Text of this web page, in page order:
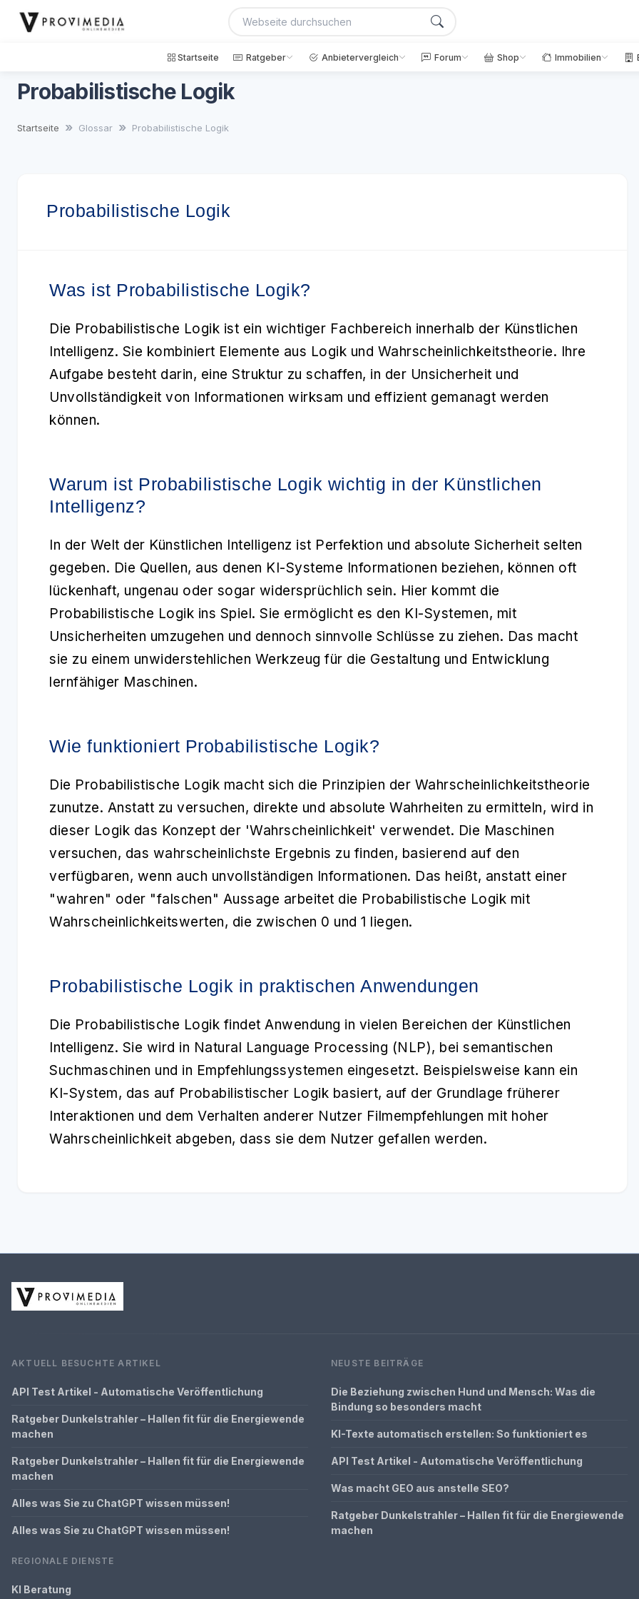
Startseite Ratgeber Anbietervergleich Forum Shop Immobilien
Probabilistische Logik
Startseite Glossar Probabilistische Logik
Probabilistische Logik
Was ist Probabilistische Logik?
Die Probabilistische Logik ist ein wichtiger Fachbereich innerhalb der Künstlichen
Intelligenz. Sie kombiniert Elemente aus Logik und Wahrscheinlichkeitstheorie. Ihre
Aufgabe besteht darin, eine Struktur zu schaffen, in der Unsicherheit und
Unvollständigkeit von Informationen wirksam und effizient gemanagt werden
können.
Warum ist Probabilistische Logik wichtig in der Künstlichen
Intelligenz?
In der Welt der Künstlichen Intelligenz ist Perfektion und absolute Sicherheit selten
gegeben. Die Quellen, aus denen KI-Systeme Informationen beziehen, können oft
lückenhaft, ungenau oder sogar widersprüchlich sein. Hier kommt die
Probabilistische Logik ins Spiel. Sie ermöglicht es den KI-Systemen, mit
Unsicherheiten umzugehen und dennoch sinnvolle Schlüsse zu ziehen. Das macht
sie zu einem unwiderstehlichen Werkzeug für die Gestaltung und Entwicklung
lernfähiger Maschinen.
Wie funktioniert Probabilistische Logik?
Die Probabilistische Logik macht sich die Prinzipien der Wahrscheinlichkeitstheorie
zunutze. Anstatt zu versuchen, direkte und absolute Wahrheiten zu ermitteln, wird in
dieser Logik das Konzept der 'Wahrscheinlichkeit' verwendet. Die Maschinen
versuchen, das wahrscheinlichste Ergebnis zu finden, basierend auf den
verfügbaren, wenn auch unvollständigen Informationen. Das heißt, anstatt einer
"wahren" oder "falschen" Aussage arbeitet die Probabilistische Logik mit
Wahrscheinlichkeitswerten, die zwischen 0 und 1 liegen.
Probabilistische Logik in praktischen Anwendungen
Die Probabilistische Logik findet Anwendung in vielen Bereichen der Künstlichen
Intelligenz. Sie wird in Natural Language Processing (NLP), bei semantischen
Suchmaschinen und in Empfehlungssystemen eingesetzt. Beispielsweise kann ein
KI-System, das auf Probabilistischer Logik basiert, auf der Grundlage früherer
Interaktionen und dem Verhalten anderer Nutzer Filmempfehlungen mit hoher
Wahrscheinlichkeit abgeben, dass sie dem Nutzer gefallen werden.
AKTUELL BESUCHTE ARTIKEL
API Test Artikel - Automatische Veröffentlichung
Ratgeber Dunkelstrahler – Hallen fit für die Energiewende
machen
Ratgeber Dunkelstrahler – Hallen fit für die Energiewende
machen
Alles was Sie zu ChatGPT wissen müssen!
Alles was Sie zu ChatGPT wissen müssen!
REGIONALE DIENSTE
KI Beratung
NEUSTE BEITRÄGE
Die Beziehung zwischen Hund und Mensch: Was die
Bindung so besonders macht
KI-Texte automatisch erstellen: So funktioniert es
API Test Artikel - Automatische Veröffentlichung
Was macht GEO aus anstelle SEO?
Ratgeber Dunkelstrahler – Hallen fit für die Energiewende
machen